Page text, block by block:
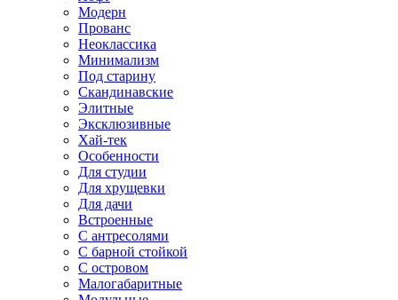
Модерн
Прованс
Неоклассика
Минимализм
Под старину
Скандинавские
Элитные
Эксклюзивные
Хай-тек
Особенности
Для студии
Для хрущевки
Для дачи
Встроенные
С антресолями
С барной стойкой
С островом
Малогабаритные